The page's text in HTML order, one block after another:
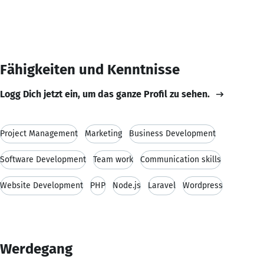
Fähigkeiten und Kenntnisse
Logg Dich jetzt ein, um das ganze Profil zu sehen.
Project Management Marketing Business Development
Software Development Team work Communication skills
Website Development PHP Node.js Laravel Wordpress
Werdegang